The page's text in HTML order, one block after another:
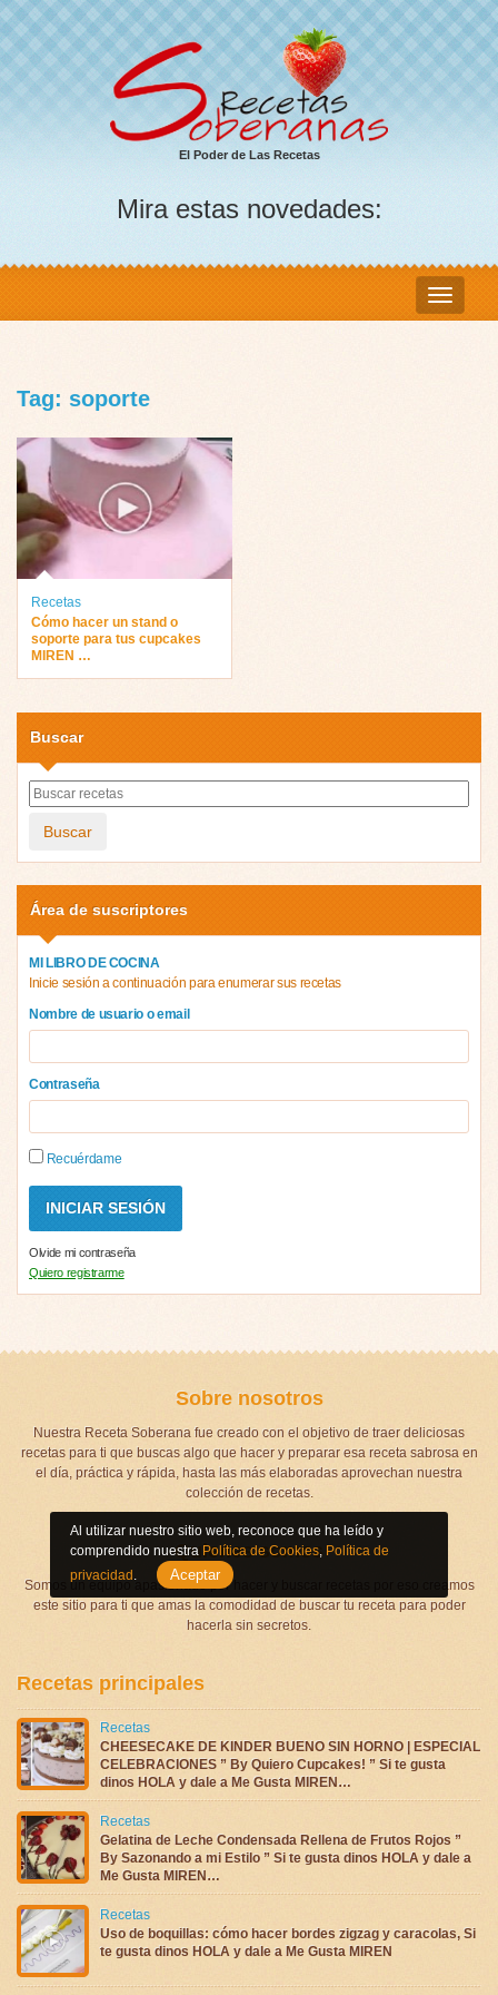
El Poder de Las Recetas
Mira estas novedades:
Tag: soporte
Recetas
Cómo hacer un stand o
soporte para tus cupcakes
MIREN …
Buscar
Buscar
Área de suscriptores
MI LIBRO DE COCINA
Inicie sesión a continuación para enumerar sus recetas
Nombre de usuario o email
Contraseña
Recuérdame
Olvide mi contraseña
Quiero registrarme
Sobre nosotros
Nuestra Receta Soberana fue creado con el objetivo de traer deliciosas
recetas para ti que buscas algo que hacer y preparar esa receta sabrosa en
el día, práctica y rápida, hasta las más elaboradas aprovechan nuestra
colección de recetas.
Quienes somos
Somos un equipo apasionado por hacer y buscar recetas por eso creamos
este sitio para ti que amas la comodidad de buscar tu receta para poder
hacerla sin secretos.
Recetas principales
Recetas
CHEESECAKE DE KINDER BUENO SIN HORNO | ESPECIAL
CELEBRACIONES ” By Quiero Cupcakes! ” Si te gusta
dinos HOLA y dale a Me Gusta MIREN…
Recetas
Gelatina de Leche Condensada Rellena de Frutos Rojos ”
By Sazonando a mi Estilo ” Si te gusta dinos HOLA y dale a
Me Gusta MIREN…
Recetas
Uso de boquillas: cómo hacer bordes zigzag y caracolas, Si
te gusta dinos HOLA y dale a Me Gusta MIREN
Al utilizar nuestro sitio web, reconoce que ha leído y
comprendido nuestra Política de Cookies Política de
privacidad
Aceptar